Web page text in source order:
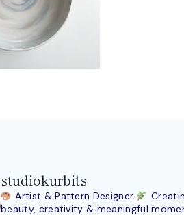
studiokurbits
Artist & Pattern Designer
beauty, creativity & meaningful